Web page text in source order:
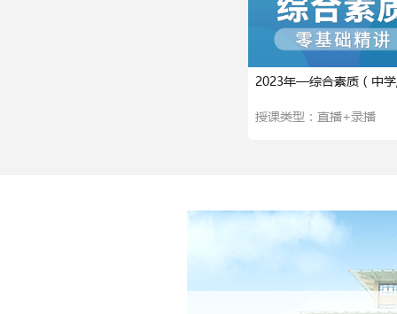
2023年—综合素质（中
授课类型：直播+录播